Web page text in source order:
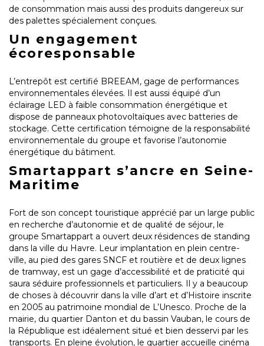
de consommation mais aussi des produits dangereux sur
des palettes spécialement conçues.
Un engagement
écoresponsable
L’entrepôt est certifié BREEAM, gage de performances
environnementales élevées. Il est aussi équipé d’un
éclairage LED à faible consommation énergétique et
dispose de panneaux photovoltaïques avec batteries de
stockage. Cette certification témoigne de la responsabilité
environnementale du groupe et favorise l’autonomie
énergétique du bâtiment.
Smartappart s’ancre en Seine-
Maritime
Fort de son concept touristique apprécié par un large public
en recherche d’autonomie et de qualité de séjour, le
groupe Smartappart a ouvert deux résidences de standing
dans la ville du Havre. Leur implantation en plein centre-
ville, au pied des gares SNCF et routière et de deux lignes
de tramway, est un gage d’accessibilité et de praticité qui
saura séduire professionnels et particuliers. Il y a beaucoup
de choses à découvrir dans la ville d’art et d’Histoire inscrite
en 2005 au patrimoine mondial de L’Unesco. Proche de la
mairie, du quartier Danton et du bassin Vauban, le cours de
la République est idéalement situé et bien desservi par les
transports. En pleine évolution, le quartier accueille cinéma